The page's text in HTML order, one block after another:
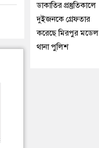
ডাকাতির প্রস্তুতিকালে
দুইজনকে গ্রেফতার
করেছে মিরপুর মডেল
থানা পুলিশ